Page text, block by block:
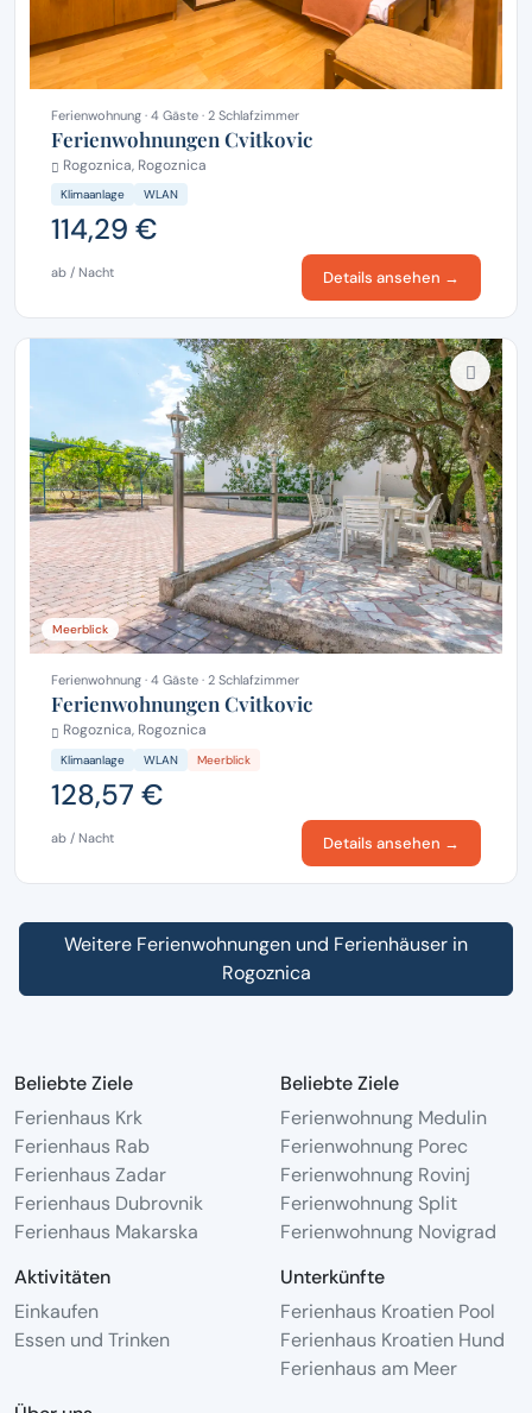
Ferienwohnung · 4 Gäste · 2 Schlafzimmer
Ferienwohnungen Cvitkovic
Rogoznica, Rogoznica
Klimaanlage WLAN
114,29 €
ab / Nacht Details ansehen →
Meerblick
Ferienwohnung · 4 Gäste · 2 Schlafzimmer
Ferienwohnungen Cvitkovic
Rogoznica, Rogoznica
Klimaanlage WLAN Meerblick
128,57 €
ab / Nacht Details ansehen →
Weitere Ferienwohnungen und Ferienhäuser in
Rogoznica
Beliebte Ziele
Ferienhaus Krk
Ferienhaus Rab
Ferienhaus Zadar
Ferienhaus Dubrovnik
Ferienhaus Makarska
Beliebte Ziele
Ferienwohnung Medulin
Ferienwohnung Porec
Ferienwohnung Rovinj
Ferienwohnung Split
Ferienwohnung Novigrad
Aktivitäten
Einkaufen
Essen und Trinken
Unterkünfte
Ferienhaus Kroatien Pool
Ferienhaus Kroatien Hund
Ferienhaus am Meer